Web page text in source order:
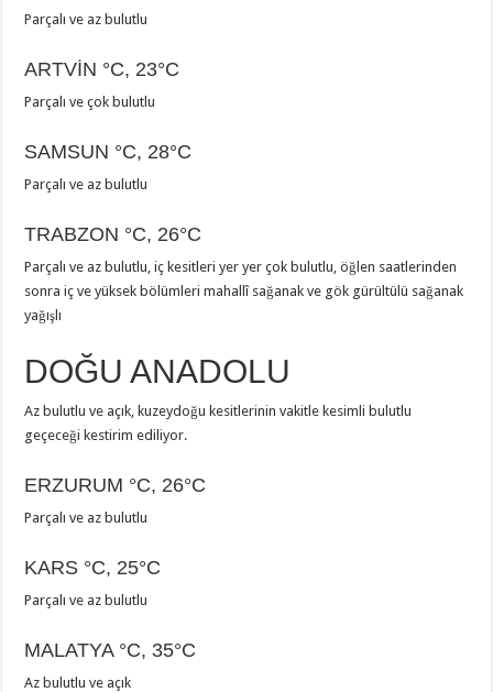
Parçalı ve az bulutlu
ARTVİN °C, 23°C
Parçalı ve çok bulutlu
SAMSUN °C, 28°C
Parçalı ve az bulutlu
TRABZON °C, 26°C
Parçalı ve az bulutlu, iç kesitleri yer yer çok bulutlu, öğlen saatlerinden
sonra iç ve yüksek bölümleri mahallî sağanak ve gök gürültülü sağanak
yağışlı
DOĞU ANADOLU
Az bulutlu ve açık, kuzeydoğu kesitlerinin vakitle kesimli bulutlu
geçeceği kestirim ediliyor.
ERZURUM °C, 26°C
Parçalı ve az bulutlu
KARS °C, 25°C
Parçalı ve az bulutlu
MALATYA °C, 35°C
Az bulutlu ve açık